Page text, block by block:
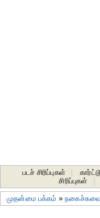
படச் சிரிப்புகள்
சிரிப்புகள்
முதன்மை பக்கம் »